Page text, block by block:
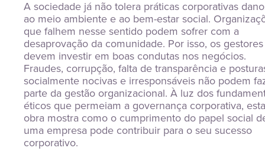
A sociedade já não tolera práticas corporativas
ao meio ambiente e ao bem-estar social.
que falhem nesse sentido podem sofrer com a
desaprovação da comunidade. Por isso, os gestores
devem investir em boas condutas nos negócios.
Fraudes, corrupção, falta de transparência e
socialmente nocivas e irresponsáveis não podem
parte da gestão organizacional. À luz dos
éticos que permeiam a governança corporativa, esta
obra mostra como o cumprimento do papel social
uma empresa pode contribuir para o seu sucesso
corporativo.